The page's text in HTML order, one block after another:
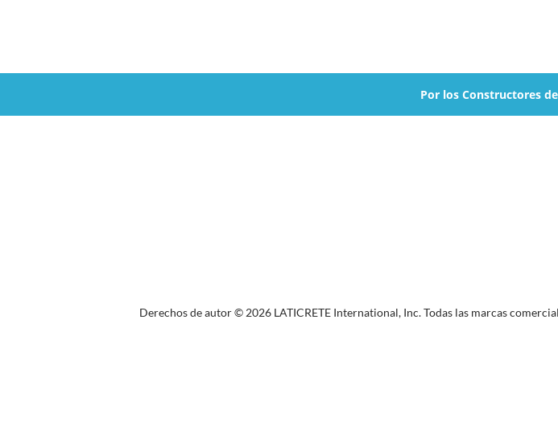
Por los Constructores
Derechos de autor © 2026 LATICRETE International, Inc. Todas las marcas